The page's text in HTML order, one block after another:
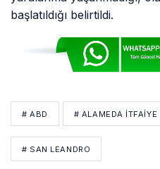
başlatıldığı belirtildi.
# ABD # ALAMEDA İTFAIYE
# SAN LEANDRO